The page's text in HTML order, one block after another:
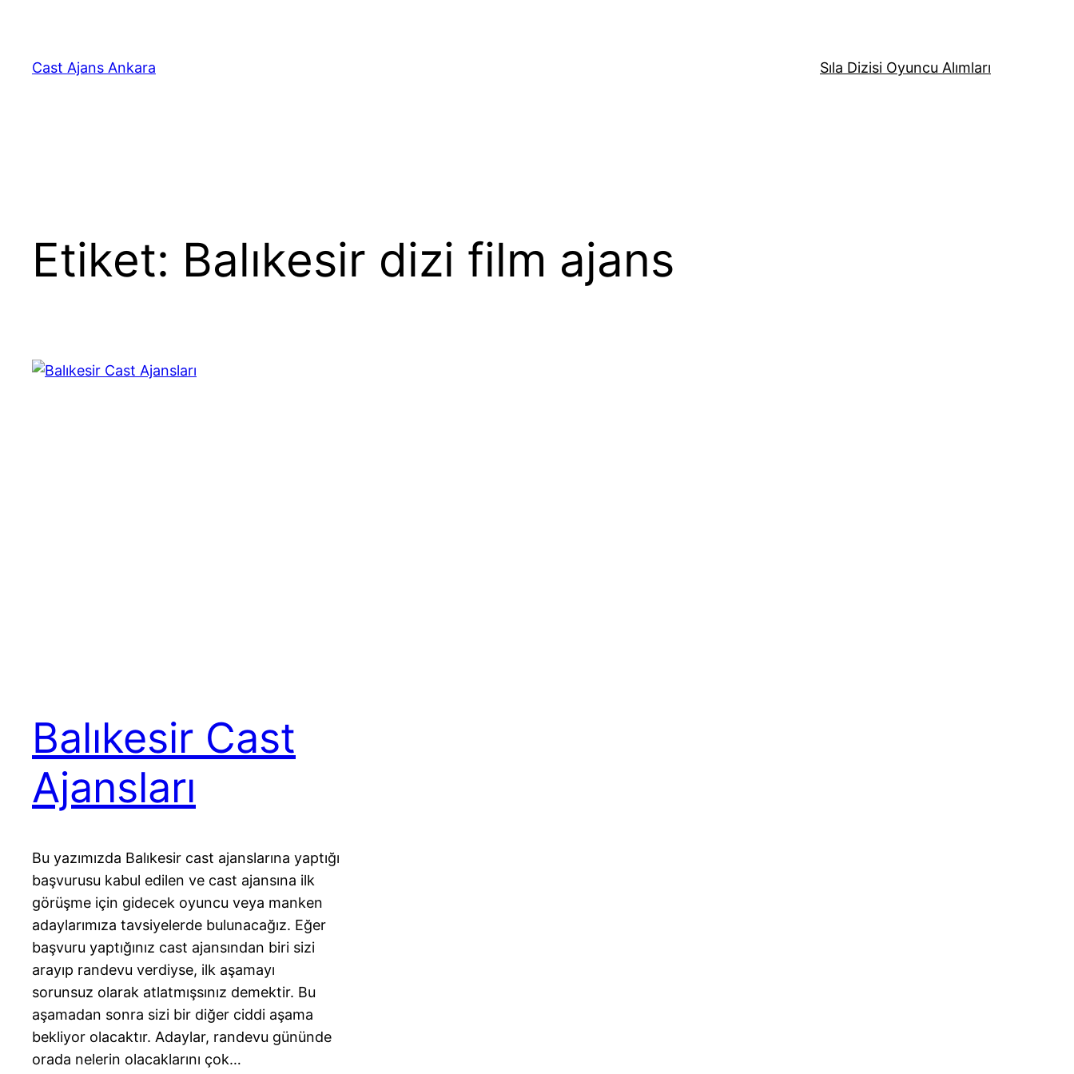
Cast Ajans Ankara
Sıla Dizisi Oyuncu Alımları
Etiket: Balıkesir dizi film ajans
Balıkesir Cast
Ajansları
Bu yazımızda Balıkesir cast ajanslarına yaptığı
başvurusu kabul edilen ve cast ajansına ilk
görüşme için gidecek oyuncu veya manken
adaylarımıza tavsiyelerde bulunacağız. Eğer
başvuru yaptığınız cast ajansından biri sizi
arayıp randevu verdiyse, ilk aşamayı
sorunsuz olarak atlatmışsınız demektir. Bu
aşamadan sonra sizi bir diğer ciddi aşama
bekliyor olacaktır. Adaylar, randevu gününde
orada nelerin olacaklarını çok…